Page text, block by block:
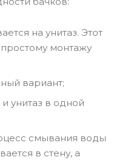
на унитаз. Этот
монтажу
вариант;
унитаз в одной
смывания воды
в стену, а